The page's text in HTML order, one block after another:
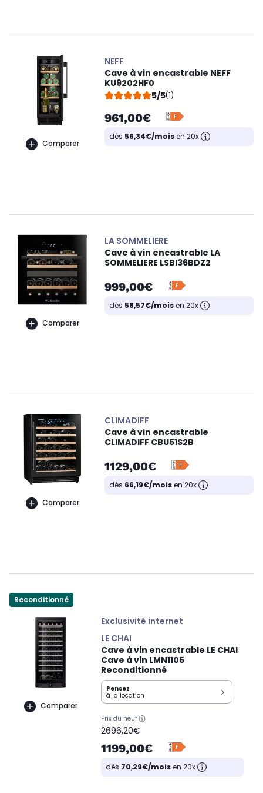
Comparer
NEFF
Cave à vin encastrable NEFF
KU9202HF0
5/5(1)
961,00€
dès 56,34€/moisen 20x
Comparer
LA SOMMELIERE
Cave à vin encastrable LA
SOMMELIERE LSBI36BDZ2
999,00€
dès 58,57€/moisen 20x
Comparer
CLIMADIFF
Cave à vin encastrable
CLIMADIFF CBU51S2B
1129,00€
dès 66,19€/moisen 20x
Reconditionné
Comparer
Exclusivité internet
LE CHAI
Cave à vin encastrable LE CHAI
Cave à vin LMN1105
Reconditionné
Pensez
à la location
Prix du neuf
oldPrice
2696,20€
1199,00€
dès 70,29€/moisen 20x